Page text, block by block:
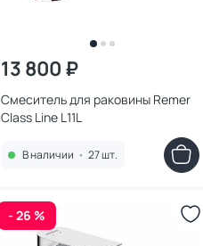
13 800 ₽
Смеситель для раковины Remer
Class Line L11L
В наличии • 27 шт.
- 26 %